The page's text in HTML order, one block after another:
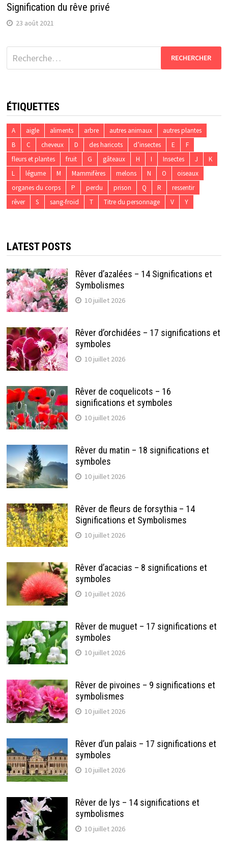
Signification du rêve privé
23 août 2021
Rechercher :
ÉTIQUETTES
A aigle aliments arbre autres animaux
autres plantes
B
C cheveux D des haricots d’insectes E
F
fleurs et plantes
fruit G gâteaux H I Insectes J
K
L
légume M Mammifères melons N O
oiseaux
organes du corps
P perdu prison Q R
ressentir
rêver
S sang-froid T Titre du personnage V Y
LATEST POSTS
Rêver d’azalées – 14 Significations et
Symbolismes
10 juillet 2026
Rêver d’orchidées – 17 significations et
symboles
10 juillet 2026
Rêver de coquelicots – 16
significations et symboles
10 juillet 2026
Rêver du matin – 18 significations et
symboles
10 juillet 2026
Rêver de fleurs de forsythia – 14
Significations et Symbolismes
10 juillet 2026
Rêver d’acacias – 8 significations et
symboles
10 juillet 2026
Rêver de muguet – 17 significations et
symboles
10 juillet 2026
Rêver de pivoines – 9 significations et
symbolismes
10 juillet 2026
Rêver d’un palais – 17 significations et
symboles
10 juillet 2026
Rêver de lys – 14 significations et
symbolismes
10 juillet 2026